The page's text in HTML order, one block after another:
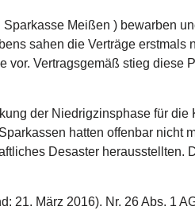
Meißen ) bewarben
sahen die Verträge
Vertragsgemäß stieg diese
der Niedrigzinsphase für
hatten offenbar nicht
Desaster herausstellten.
21. März 2016). Nr. 26 Abs. 1